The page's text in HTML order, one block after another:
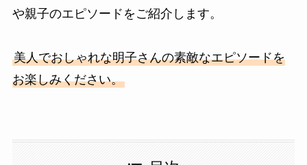
や親子のエピソードをご紹介します。
美人でおしゃれな明子さんの素敵なエピソードを
お楽しみください。